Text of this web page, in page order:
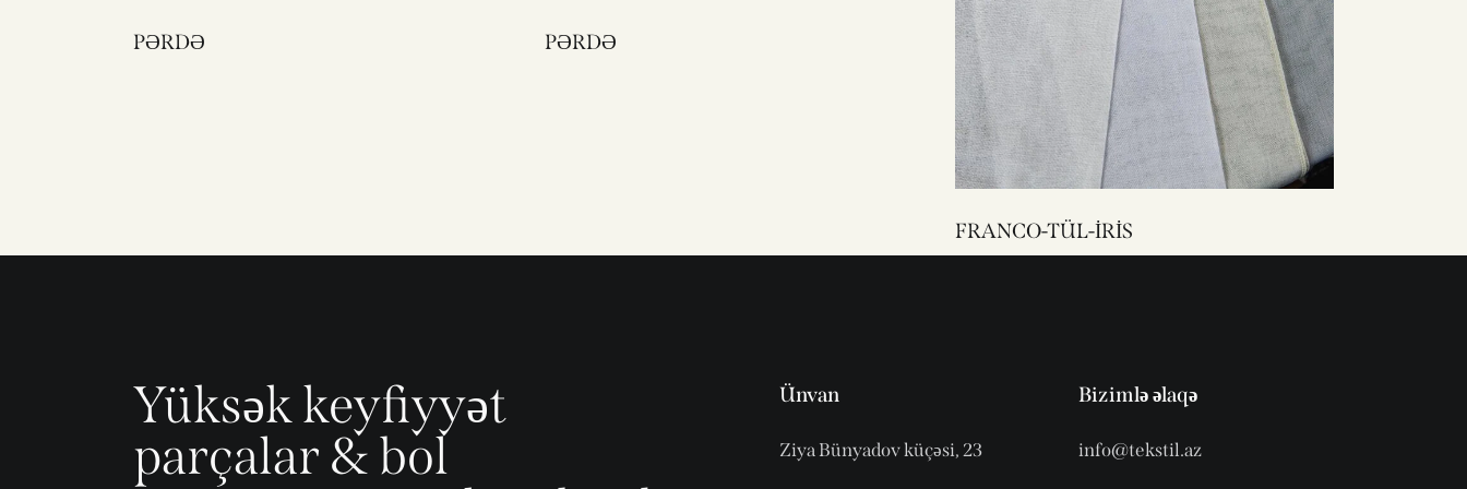
PƏRDƏ PƏRDƏ
FRANCO-TÜL-İRİS
Yüksək keyfiyyət
parçalar & bol
Ünvan
Ziya Bünyadov küçəsi, 23
Bizimlə əlaqə
info@tekstil.az